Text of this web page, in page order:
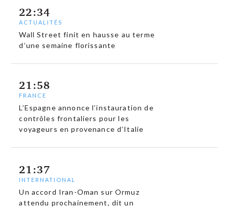
22:34
ACTUALITÉS
Wall Street finit en hausse au terme
d’une semaine florissante
21:58
FRANCE
L’Espagne annonce l’instauration de
contrôles frontaliers pour les
voyageurs en provenance d’Italie
21:37
INTERNATIONAL
Un accord Iran-Oman sur Ormuz
attendu prochainement, dit un